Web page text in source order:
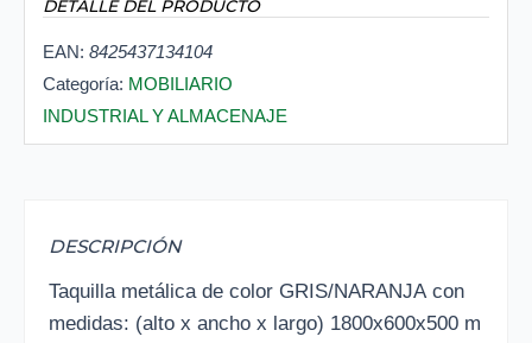
DETALLE DEL PRODUCTO
EAN: 8425437134104
Categoría: MOBILIARIO
INDUSTRIAL Y ALMACENAJE
DESCRIPCIÓN
Taquilla metálica de color GRIS/NARANJA con
medidas: (alto x ancho x largo) 1800x600x500 m